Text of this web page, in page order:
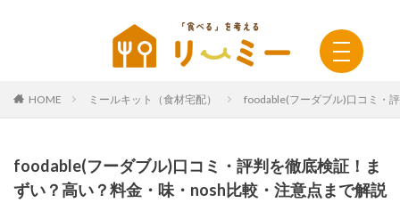
HOME ミールキット（食材宅配） foodable(フーダブル)口コミ・
foodable(フーダブル)口コミ・評判を徹底検証！ま
ずい？高い？料金・味・nosh比較・注意点まで解説